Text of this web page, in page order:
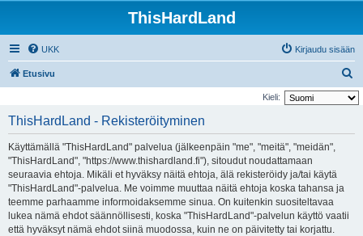
ThisHardLand
UKK Kirjaudu sisään
Etusivu
t
Kieli:
ThisHardLand - Rekisteröityminen
Käyttämällä "ThisHardLand" palvelua (jälkeenpäin "me", "meitä", "meidän",
"ThisHardLand", "https://www.thishardland.fi"), sitoudut noudattamaan
seuraavia ehtoja. Mikäli et hyväksy näitä ehtoja, älä rekisteröidy ja/tai käytä
"ThisHardLand"-palvelua. Me voimme muuttaa näitä ehtoja koska tahansa ja
teemme parhaamme informoidaksemme sinua. On kuitenkin suositeltavaa
lukea nämä ehdot säännöllisesti, koska "ThisHardLand"-palvelun käyttö vaatii
että hyväksyt nämä ehdot siinä muodossa, kuin ne on päivitetty tai korjattu.